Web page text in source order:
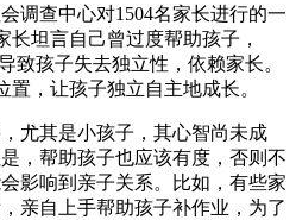
查中心对1504名家长进行的一
长坦言自己曾过度帮助孩子，
致孩子失去独立性，依赖家长。
置，让孩子独立自主地成长。
其是小孩子，其心智尚未成
，帮助孩子也应该有度，否则不
影响到亲子关系。比如，有些家
亲自上手帮助孩子补作业，为了